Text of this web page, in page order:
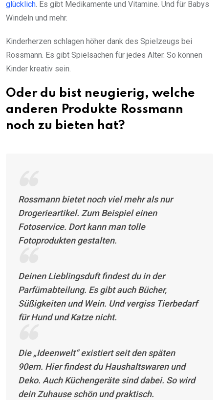
glücklich. Es gibt Medikamente und Vitamine. Und für Babys
Windeln und mehr.
Kinderherzen schlagen höher dank des Spielzeugs bei
Rossmann. Es gibt Spielsachen für jedes Alter. So können
Kinder kreativ sein.
Oder du bist neugierig, welche
anderen Produkte Rossmann
noch zu bieten hat?
Rossmann bietet noch viel mehr als nur
Drogerieartikel. Zum Beispiel einen
Fotoservice. Dort kann man tolle
Fotoprodukten gestalten.
Deinen Lieblingsduft findest du in der
Parfümabteilung. Es gibt auch Bücher,
Süßigkeiten und Wein. Und vergiss Tierbedarf
für Hund und Katze nicht.
Die „Ideenwelt“ existiert seit den späten
90ern. Hier findest du Haushaltswaren und
Deko. Auch Küchengeräte sind dabei. So wird
dein Zuhause schön und praktisch.